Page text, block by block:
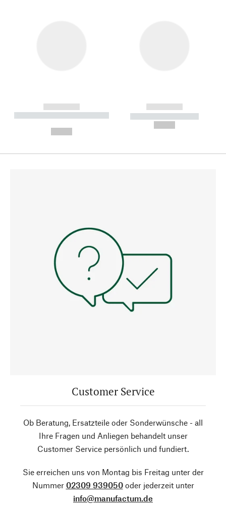
------------
----------- ----------- --------
------------
----------- -----------
Customer Service
Ob Beratung, Ersatzteile oder Sonderwünsche - all
Ihre Fragen und Anliegen behandelt unser
Customer Service persönlich und fundiert.
Sie erreichen uns von Montag bis Freitag unter der
Nummer 02309 939050oder jederzeit unter
info@manufactum.de